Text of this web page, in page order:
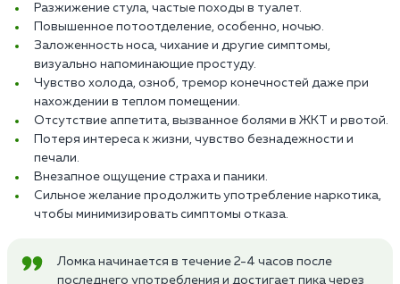
Разжижение стула, частые походы в туалет.
Повышенное потоотделение, особенно, ночью.
Заложенность носа, чихание и другие симптомы,
визуально напоминающие простуду.
Чувство холода, озноб, тремор конечностей даже при
нахождении в теплом помещении.
Отсутствие аппетита, вызванное болями в ЖКТ и рвотой.
Потеря интереса к жизни, чувство безнадежности и
печали.
Внезапное ощущение страха и паники.
Сильное желание продолжить употребление наркотика,
чтобы минимизировать симптомы отказа.
Ломка начинается в течение 2-4 часов после
последнего употребления и достигает пика через